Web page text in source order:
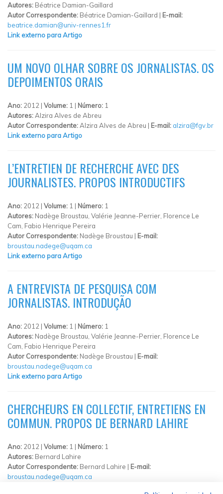
Autores: Béatrice Damian-Gaillard
Autor Correspondente: Béatrice Damian-Gaillard | E-mail:
beatrice.damian@univ-rennes1.fr
Link externo para Artigo
UM NOVO OLHAR SOBRE OS JORNALISTAS. OS
DEPOIMENTOS ORAIS
Ano: 2012 | Volume: 1 | Número: 1
Autores:Alzira Alves de Abreu
Autor Correspondente:Alzira Alves de Abreu | E-mail: alzira@fgv.br
Link externo para Artigo
L’ENTRETIEN DE RECHERCHE AVEC DES
JOURNALISTES. PROPOS INTRODUCTIFS
Ano: 2012 | Volume: 1 | Número: 1
Autores: Nadège Broustau, Valérie Jeanne-Perrier, Florence Le
Cam, Fabio Henrique Pereira
Autor Correspondente: Nadège Broustau | E-mail:
broustau.nadege@uqam.ca
Link externo para Artigo
A ENTREVISTA DE PESQUISA COM
JORNALISTAS. INTRODUÇÃO
Ano: 2012 | Volume: 1 | Número: 1
Autores: Nadège Broustau, Valérie Jeanne-Perrier, Florence Le
Cam, Fabio Henrique Pereira
Autor Correspondente: Nadège Broustau | E-mail:
broustau.nadege@uqam.ca
Link externo para Artigo
CHERCHEURS EN COLLECTIF, ENTRETIENS EN
COMMUN. PROPOS DE BERNARD LAHIRE
Ano: 2012 | Volume: 1 | Número: 1
Autores: Bernard Lahire
Autor Correspondente: Bernard Lahire | E-mail:
broustau.nadege@uqam.ca